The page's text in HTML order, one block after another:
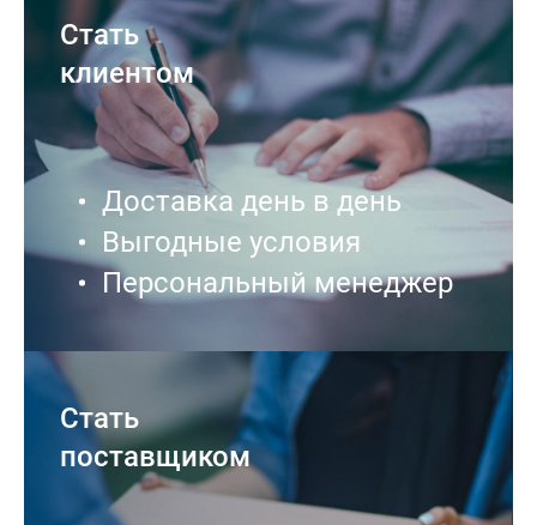
Стать
клиентом
Доставка день в день
Выгодные условия
Персональный менеджер
Стать
поставщиком